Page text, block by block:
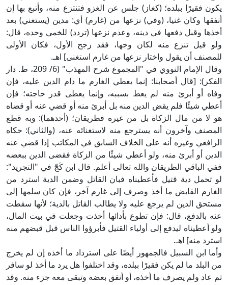
يكون فقيرًا ببلده؛ (كغاز) جلس عن الغزو فتنتزع منه، وأتبع بها إن
أنفقها وكان غنيا، (وفي) نزعها من (غارم) أي: مدين (يستغني) بعد
أخذها وقبل دفعها في دينه، وعدم نزعها (تردد) للخمي وحده، قال:
ولو قيل تنزع منه لكان وجها، فقد رجح الأول، فكان الأولى
للمصنف أن يقول واختار نزعها من غارم استغنى] اهـ.
وقال الإمام النووي في "المجموع شرح المهذب" (6/ 209، ط. دار
الفكر): [قال أصحابنا: إنما يعطي الغارم ما دام الدين عليه، فإن
وفاه أو أبرئ منه لم يعط بسببه، وإنما يعطى قدر حاجته؛ فإن
أعطي شيئًا فلم يقض الدين منه بل أبرئ منه أو قضي عنه أو قضاه
هو لا من مال الزكاة بل من غيره فطريقان؛ (أحدهما): وبه قطع
المصنف وآخرون أنه يسترجع منه لاستغنائه عنه، (والثاني): حكاه
الرافعي وغيره أنه على الخلاف السابق في المكاتب إذا قضي عنه
الدين أو أبرئ منه، ولو أعطي شيئًا من الزكاة فقضى الدين ببعضه
ففي الباقي الطريقان والله تعالى أعلم. قال ابن كَجّ في "التجريد":
لو تحمل دية قتيل فأعطيناه فبان القاتل وضمن الدية استرد من
الغارم القابض ما أخذ وصرف إلى غارم آخر، فإن كان سلمها إلى
مستحق الدين لم يرجع عليه ولا يطالب القاتل بالدية؛ لأنها سقطت
عنه بالدفع، قال: فإن تطوع بأدائها أخذت وجعلت في بيت المال،
ولو أعطيناه ليدفع إلى أولياء القتيل فأبرؤوا الناس قبل قبضهم منه
استرد منه] اهـ.
وأما ابن السبيل فالجمهور أيضًا على استرداد ما أخذه إن لم يخرج
من البلد ما لم يكن فقيرًا ببلده، وقد اختلفوا هل يرد ما أخذ لو سافر
ثم عاد ولم يصرف ما أخذه، أو أنفق بعضه وتبقى معه جزء منه. وقد